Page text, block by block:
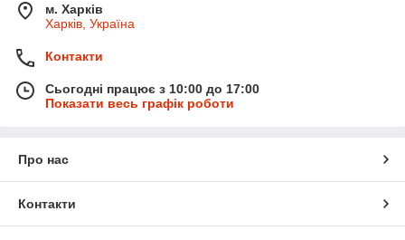
м. Харків
Харків, Україна
Контакти
Сьогодні працює з 10:00 до 17:00
Показати весь графік роботи
Про нас
Контакти